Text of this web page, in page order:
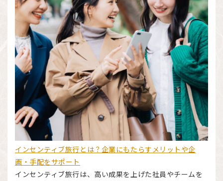
インセンティブ旅行とは？企業にもたらすメリットや企
画・手配をサポート
インセンティブ旅行は、高い成果を上げた社員やチームを